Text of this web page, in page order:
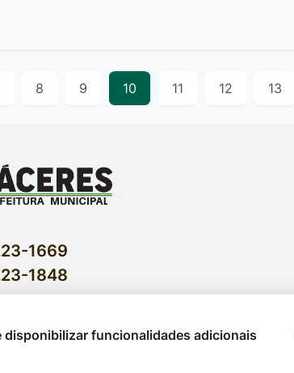
8 9 10 11 12 13
1669
1848
disponibilizar funcionalidades adicionais